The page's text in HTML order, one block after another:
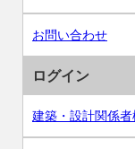
お問い合わせ
ログイン
建築・設計関係者